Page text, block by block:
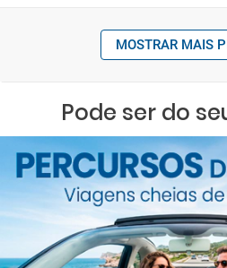
MOSTRAR MAIS
Pode ser do